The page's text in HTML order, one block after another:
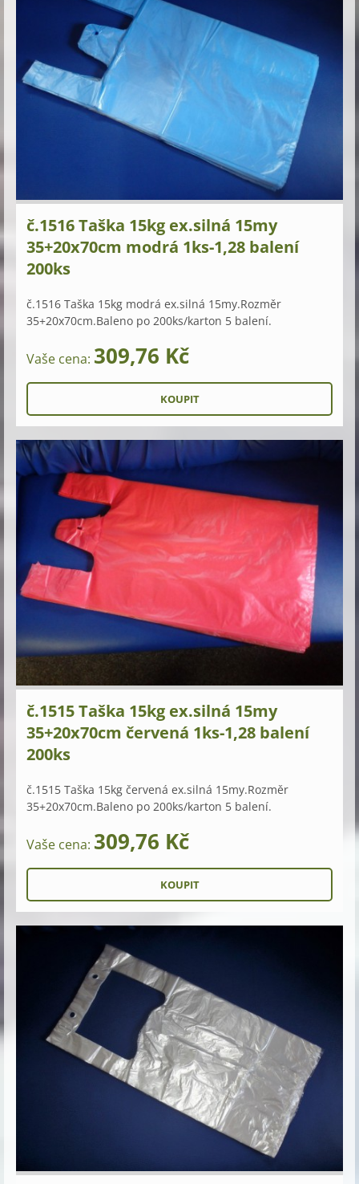
č.1516 Taška 15kg ex.silná 15my
35+20x70cm modrá 1ks-1,28 balení
200ks
č.1516 Taška 15kg modrá ex.silná 15my.Rozměr
35+20x70cm.Baleno po 200ks/karton 5 balení.
Vaše cena: 309,76 Kč
č.1515 Taška 15kg ex.silná 15my
35+20x70cm červená 1ks-1,28 balení
200ks
č.1515 Taška 15kg červená ex.silná 15my.Rozměr
35+20x70cm.Baleno po 200ks/karton 5 balení.
Vaše cena: 309,76 Kč